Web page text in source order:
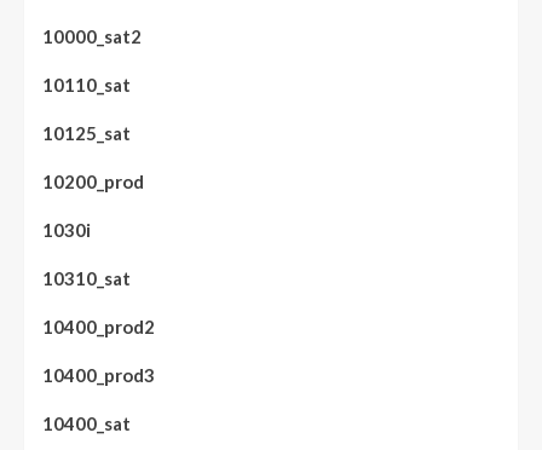
10000_sat2
10110_sat
10125_sat
10200_prod
1030i
10310_sat
10400_prod2
10400_prod3
10400_sat